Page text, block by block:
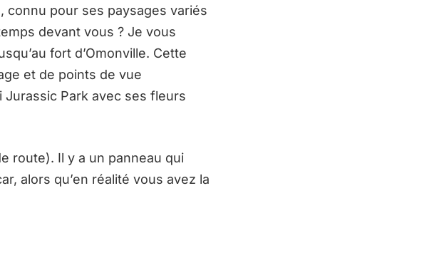
connu pour ses paysages variés
devant vous ? Je vous
fort d’Omonville. Cette
et de points de vue
Jurassic Park avec ses fleurs
route). Il y a un panneau qui
alors qu’en réalité vous avez la